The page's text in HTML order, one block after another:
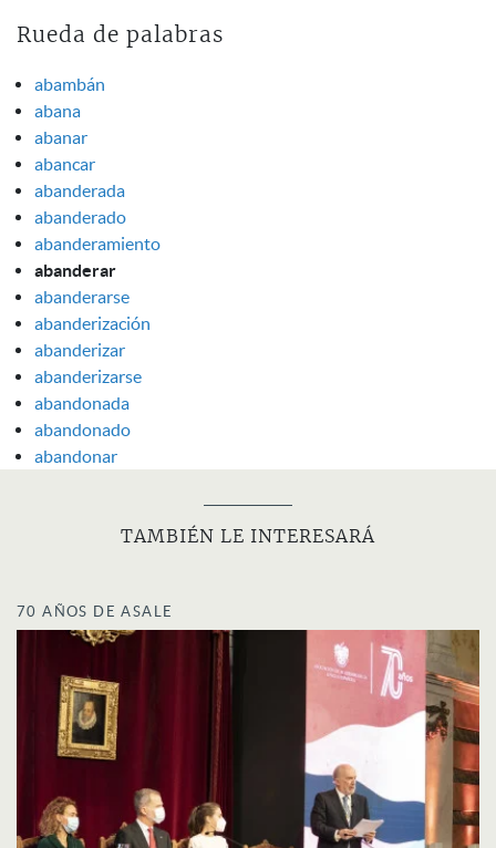
Rueda de palabras
abambán
abana
abanar
abancar
abanderada
abanderado
abanderamiento
abanderar
abanderarse
abanderización
abanderizar
abanderizarse
abandonada
abandonado
abandonar
TAMBIÉN LE INTERESARÁ
70 AÑOS DE ASALE